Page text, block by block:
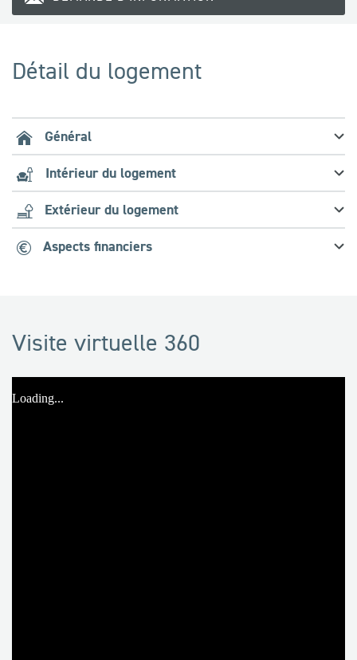
Détail du logement
Général
Intérieur du logement
Extérieur du logement
Aspects financiers
Visite virtuelle 360